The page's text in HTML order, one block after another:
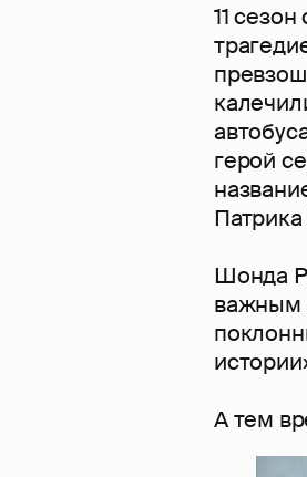
11
герой
Шонда
важным
А тем